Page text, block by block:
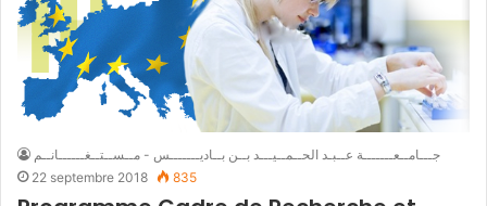
جـــامــعـــــــة عــبـد الحــمــيـــد بــن بــاديـــــــس - مــســتــغــــــانــم
22 septembre 2018
835